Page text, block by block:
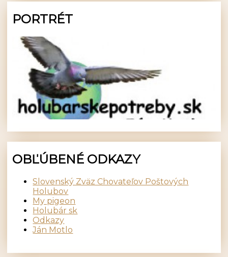
PORTRÉT
OBĽÚBENÉ ODKAZY
Slovenský Zväz Chovateľov Poštových
Holubov
My pigeon
Holubár sk
Odkazy
Ján Motlo